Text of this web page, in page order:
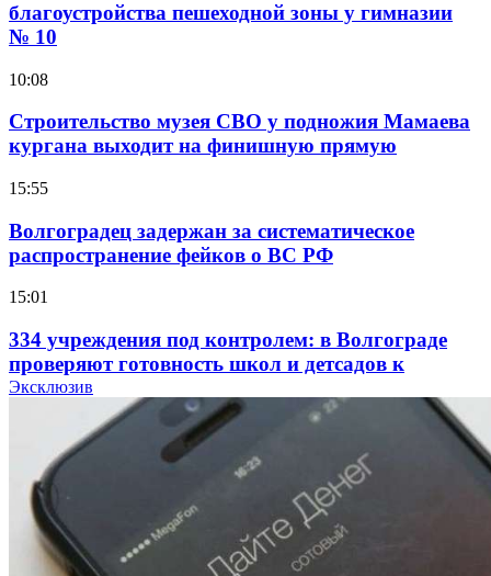
благоустройства пешеходной зоны у гимназии
№ 10
10:08
Строительство музея СВО у подножия Мамаева
кургана выходит на финишную прямую
15:55
Волгоградец задержан за систематическое
распространение фейков о ВС РФ
15:01
334 учреждения под контролем: в Волгограде
проверяют готовность школ и детсадов к
учебному году
Покушение на убийство в Волгограде: девушка
напала на незнакомую женщину с ножом
12:39
Эксклюзив